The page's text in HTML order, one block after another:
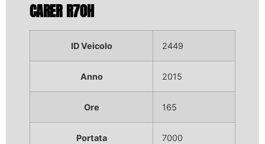
CARER R70H
ID Veicolo 2449
Anno 2015
Ore 165
Portata 7000